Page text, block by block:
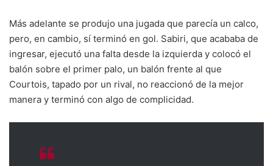
Más adelante se produjo una jugada que parecía un calco,
pero, en cambio, sí terminó en gol. Sabiri, que acababa de
ingresar, ejecutó una falta desde la izquierda y colocó el
balón sobre el primer palo, un balón frente al que
Courtois, tapado por un rival, no reaccionó de la mejor
manera y terminó con algo de complicidad.